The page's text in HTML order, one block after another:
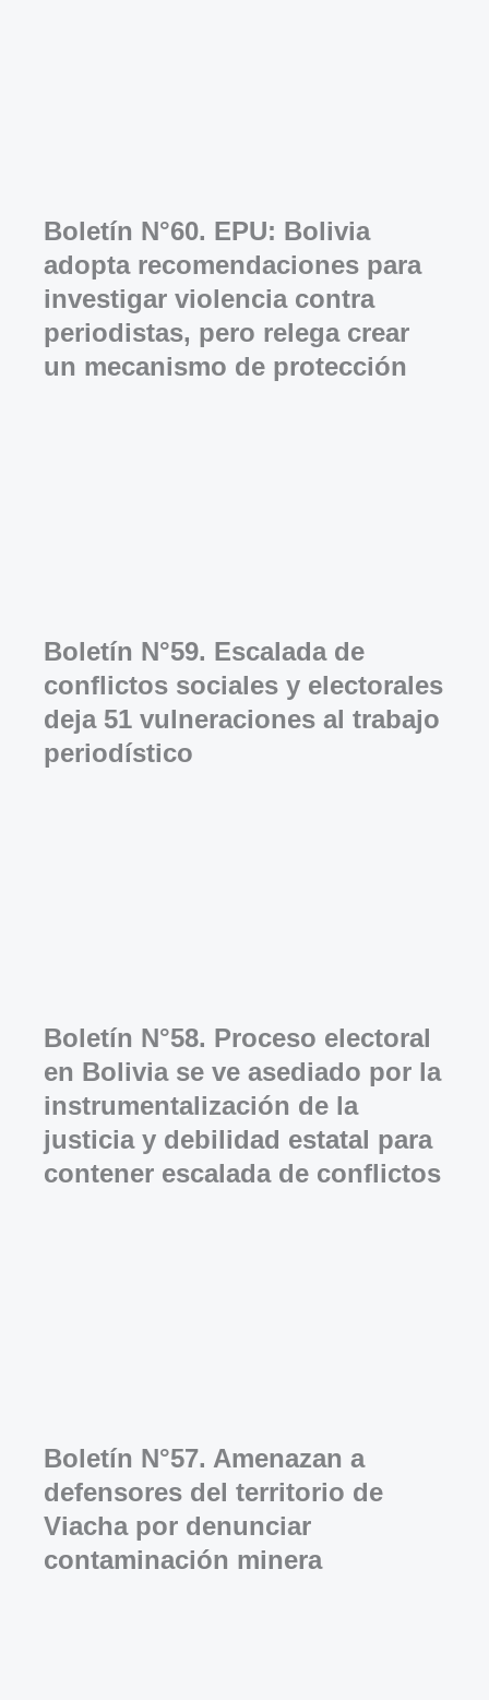
Boletín N°60. EPU: Bolivia
adopta recomendaciones para
investigar violencia contra
periodistas, pero relega crear
un mecanismo de protección
Boletín N°59. Escalada de
conflictos sociales y electorales
deja 51 vulneraciones al trabajo
periodístico
Boletín N°58. Proceso electoral
en Bolivia se ve asediado por la
instrumentalización de la
justicia y debilidad estatal para
contener escalada de conflictos
Boletín N°57. Amenazan a
defensores del territorio de
Viacha por denunciar
contaminación minera